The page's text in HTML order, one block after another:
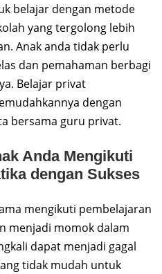
belajar dengan metode
yang tergolong lebih
Anak anda tidak perlu
dan pemahaman berbagi
Belajar privat
dengan
bersama guru privat.
Anda Mengikuti
dengan Sukses
mengikuti pembelajaran
menjadi momok dalam
dapat menjadi gagal
tidak mudah untuk